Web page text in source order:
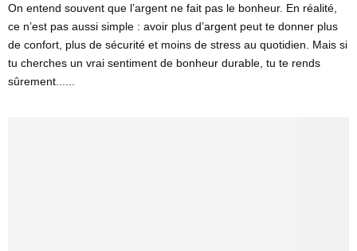
On entend souvent que l’argent ne fait pas le bonheur. En réalité,
ce n’est pas aussi simple : avoir plus d’argent peut te donner plus
de confort, plus de sécurité et moins de stress au quotidien. Mais si
tu cherches un vrai sentiment de bonheur durable, tu te rends
sûrement......